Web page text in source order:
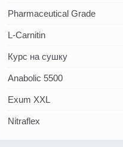
Pharmaceutical Grade
L-Carnitin
Курс на сушку
Anabolic 5500
Exum XXL
Nitraflex